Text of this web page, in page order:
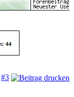
#3